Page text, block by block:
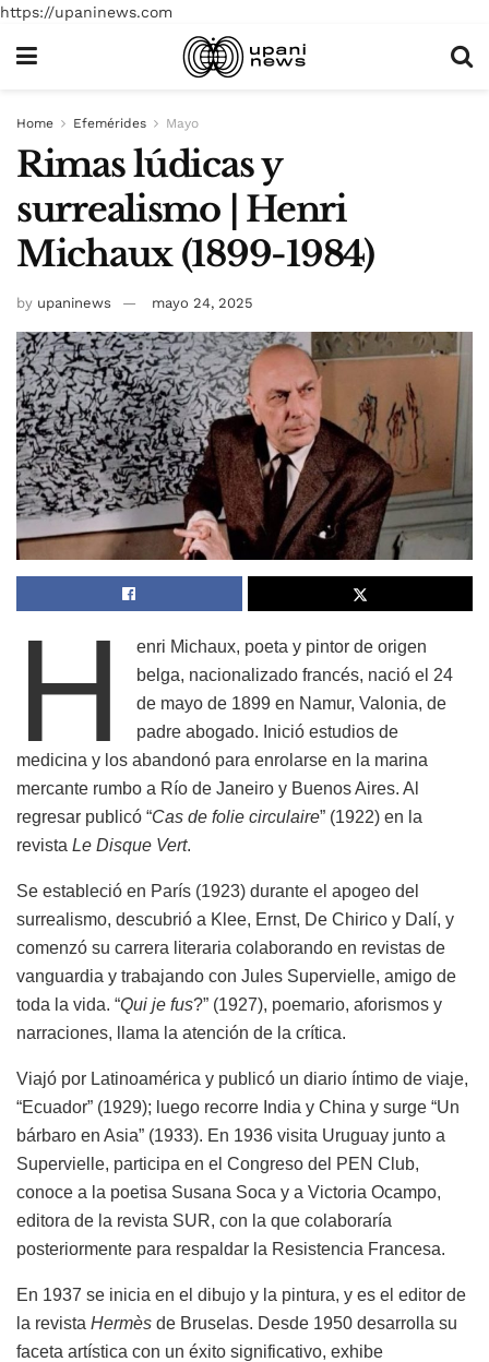
https://upaninews.com
Home Efemérides Mayo
Rimas lúdicas y
surrealismo | Henri
Michaux (1899-1984)
by upaninews mayo 24, 2025
H
enri Michaux, poeta y pintor de origen
belga, nacionalizado francés, nació el 24
de mayo de 1899 en Namur, Valonia, de
padre abogado. Inició estudios de
medicina y los abandonó para enrolarse en la marina
mercante rumbo a Río de Janeiro y Buenos Aires. Al
regresar publicó “Cas de folie circulaire” (1922) en la
revista Le Disque Vert.
Se estableció en París (1923) durante el apogeo del
surrealismo, descubrió a Klee, Ernst, De Chirico y Dalí, y
comenzó su carrera literaria colaborando en revistas de
vanguardia y trabajando con Jules Supervielle, amigo de
toda la vida. “Qui je fus?” (1927), poemario, aforismos y
narraciones, llama la atención de la crítica.
Viajó por Latinoamérica y publicó un diario íntimo de viaje,
“Ecuador” (1929); luego recorre India y China y surge “Un
bárbaro en Asia” (1933). En 1936 visita Uruguay junto a
Supervielle, participa en el Congreso del PEN Club,
conoce a la poetisa Susana Soca y a Victoria Ocampo,
editora de la revista SUR, con la que colaboraría
posteriormente para respaldar la Resistencia Francesa.
En 1937 se inicia en el dibujo y la pintura, y es el editor de
la revista Hermès de Bruselas. Desde 1950 desarrolla su
faceta artística con un éxito significativo, exhibe